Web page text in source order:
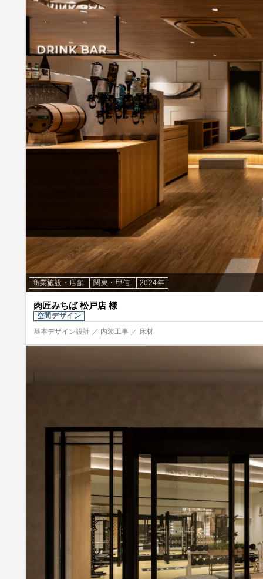
商業施設・店舗 関東・甲信 2024年
肉匠みちば 松戸店 様
空間デザイン
基本デザイン設計 ／ 内装工事 ／ 床材